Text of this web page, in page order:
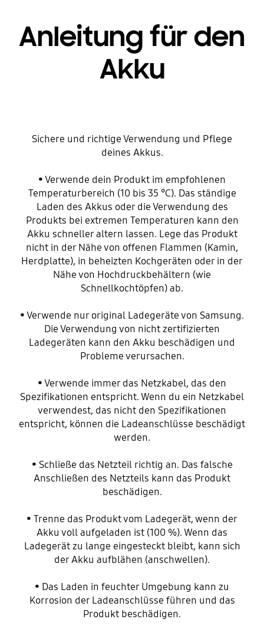
Anleitung für den
Akku
Sichere und richtige Verwendung und Pflege
deines Akkus.
• Verwende dein Produkt im empfohlenen
Temperaturbereich (10 bis 35 °C). Das ständige
Laden des Akkus oder die Verwendung des
Produkts bei extremen Temperaturen kann den
Akku schneller altern lassen. Lege das Produkt
nicht in der Nähe von offenen Flammen (Kamin,
Herdplatte), in beheizten Kochgeräten oder in der
Nähe von Hochdruckbehältern (wie
Schnellkochtöpfen) ab.
• Verwende nur original Ladegeräte von Samsung.
Die Verwendung von nicht zertifizierten
Ladegeräten kann den Akku beschädigen und
Probleme verursachen.
• Verwende immer das Netzkabel, das den
Spezifikationen entspricht. Wenn du ein Netzkabel
verwendest, das nicht den Spezifikationen
entspricht, können die Ladeanschlüsse beschädigt
werden.
• Schließe das Netzteil richtig an. Das falsche
Anschließen des Netzteils kann das Produkt
beschädigen.
• Trenne das Produkt vom Ladegerät, wenn der
Akku voll aufgeladen ist (100 %). Wenn das
Ladegerät zu lange eingesteckt bleibt, kann sich
der Akku aufblähen (anschwellen).
• Das Laden in feuchter Umgebung kann zu
Korrosion der Ladeanschlüsse führen und das
Produkt beschädigen.